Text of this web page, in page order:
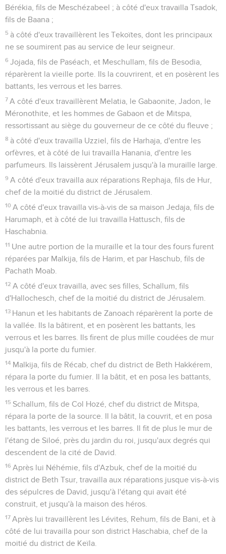
Bérékia, fils de Meschézabeel ; à côté d'eux travailla Tsadok,
fils de Baana ;
5 à côté d'eux travaillèrent les Tekoïtes, dont les principaux
ne se soumirent pas au service de leur seigneur.
6 Jojada, fils de Paséach, et Meschullam, fils de Besodia,
réparèrent la vieille porte. Ils la couvrirent, et en posèrent les
battants, les verrous et les barres.
7 A côté d'eux travaillèrent Melatia, le Gabaonite, Jadon, le
Méronothite, et les hommes de Gabaon et de Mitspa,
ressortissant au siège du gouverneur de ce côté du fleuve ;
8 à côté d'eux travailla Uzziel, fils de Harhaja, d'entre les
orfèvres, et à côté de lui travailla Hanania, d'entre les
parfumeurs. Ils laissèrent Jérusalem jusqu'à la muraille large.
9 A côté d'eux travailla aux réparations Rephaja, fils de Hur,
chef de la moitié du district de Jérusalem.
10 A côté d'eux travailla vis-à-vis de sa maison Jedaja, fils de
Harumaph, et à côté de lui travailla Hattusch, fils de
Haschabnia.
11 Une autre portion de la muraille et la tour des fours furent
réparées par Malkija, fils de Harim, et par Haschub, fils de
Pachath Moab.
12 A côté d'eux travailla, avec ses filles, Schallum, fils
d'Hallochesch, chef de la moitié du district de Jérusalem.
13 Hanun et les habitants de Zanoach réparèrent la porte de
la vallée. Ils la bâtirent, et en posèrent les battants, les
verrous et les barres. Ils firent de plus mille coudées de mur
jusqu'à la porte du fumier.
14 Malkija, fils de Récab, chef du district de Beth Hakkérem,
répara la porte du fumier. Il la bâtit, et en posa les battants,
les verrous et les barres.
15 Schallum, fils de Col Hozé, chef du district de Mitspa,
répara la porte de la source. Il la bâtit, la couvrit, et en posa
les battants, les verrous et les barres. Il fit de plus le mur de
l'étang de Siloé, près du jardin du roi, jusqu'aux degrés qui
descendent de la cité de David.
16 Après lui Néhémie, fils d'Azbuk, chef de la moitié du
district de Beth Tsur, travailla aux réparations jusque vis-à-vis
des sépulcres de David, jusqu'à l'étang qui avait été
construit, et jusqu'à la maison des héros.
17 Après lui travaillèrent les Lévites, Rehum, fils de Bani, et à
côté de lui travailla pour son district Haschabia, chef de la
moitié du district de Keïla.